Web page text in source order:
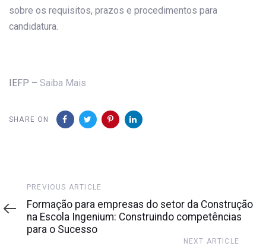
sobre os requisitos, prazos e procedimentos para
candidatura.
IEFP – Saiba Mais
SHARE ON
Previous
Article
PREVIOUS ARTICLE
Formação para empresas do setor da Construção
na Escola Ingenium: Construindo competências
para o Sucesso
NEXT ARTICLE